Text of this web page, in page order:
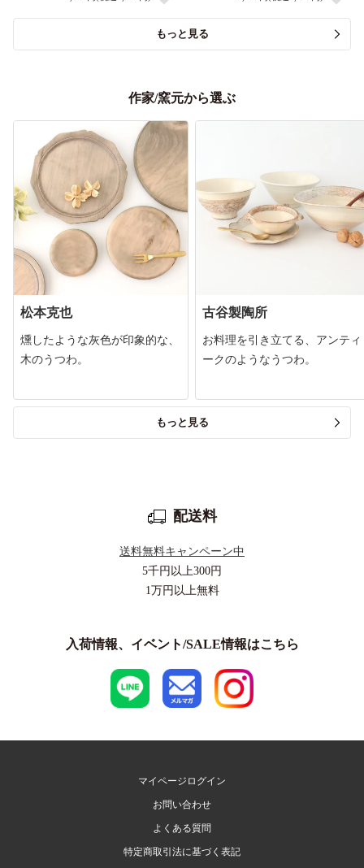
もっと見る
作家/窯元から選ぶ
松本克也
燻したような灰色が印象的な、
木のうつわ。
古谷製陶所
お料理を引き立てる、アンティ
ークのようなうつわ。
もっと見る
配送料
送料無料キャンペーン中
5千円以上300円
1万円以上無料
入荷情報、イベント/SALE情報はこちら
マイページログイン
お問い合わせ
よくある質問
特定商取引法に基づく表記